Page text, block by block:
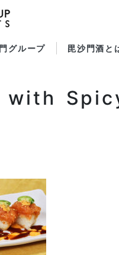
グループ 毘沙門酒と
with